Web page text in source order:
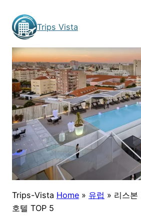
content
Trips Vista
Trips-Vista Home » 유럽 » 리스본
호텔 TOP 5